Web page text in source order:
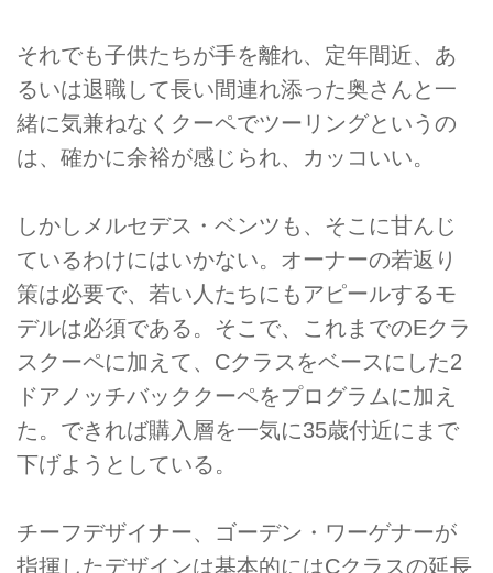
それでも子供たちが手を離れ、定年間近、あ
るいは退職して長い間連れ添った奥さんと一
緒に気兼ねなくクーペでツーリングというの
は、確かに余裕が感じられ、カッコいい。
しかしメルセデス・ベンツも、そこに甘んじ
ているわけにはいかない。オーナーの若返り
策は必要で、若い人たちにもアピールするモ
デルは必須である。そこで、これまでのEクラ
スクーペに加えて、Cクラスをベースにした2
ドアノッチバッククーペをプログラムに加え
た。できれば購入層を一気に35歳付近にまで
下げようとしている。
チーフデザイナー、ゴーデン・ワーゲナーが
指揮したデザインは基本的にはCクラスの延長